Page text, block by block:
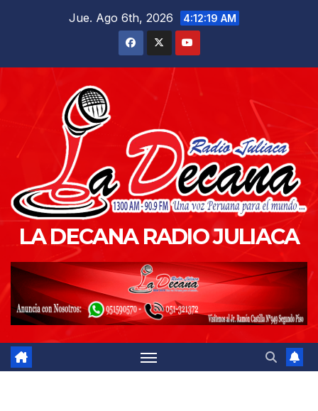
Jue. Ago 6th, 2026 4:12:20 AM
LA DECANA RADIO JULIACA